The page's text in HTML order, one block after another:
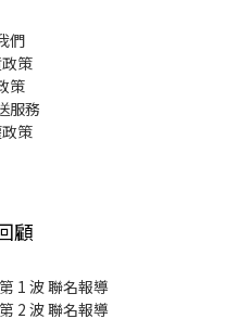
們
策
策
服務
策
顧
1 波 聯名報導
2 波 聯名報導